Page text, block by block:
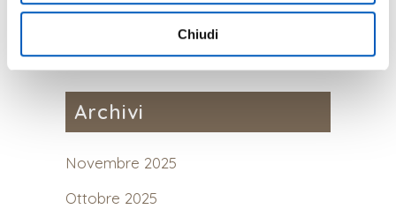
Mostra Dettagli.
Chiudi
Archivi
Novembre 2025
Ottobre 2025